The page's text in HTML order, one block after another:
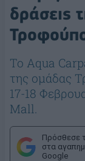
δράσεις
Το Aqua
της ομάδας
17-18
Mall.
Πρόσθεσε
στα
Google